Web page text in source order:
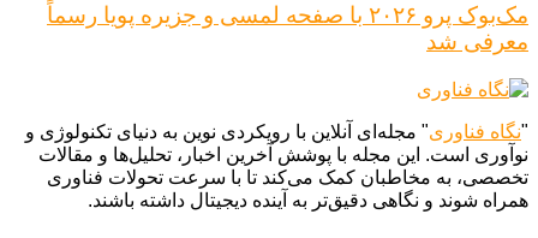
مک‌بوک پرو ۲۰۲۶ با صفحه لمسی و جزیره پویا رسماً
معرفی شد
"نگاه فناوری" مجله‌ای آنلاین با رویکردی نوین به دنیای تکنولوژی و
نوآوری است. این مجله با پوشش آخرین اخبار، تحلیل‌ها و مقالات
تخصصی، به مخاطبان کمک می‌کند تا با سرعت تحولات فناوری
همراه شوند و نگاهی دقیق‌تر به آینده دیجیتال داشته باشند.